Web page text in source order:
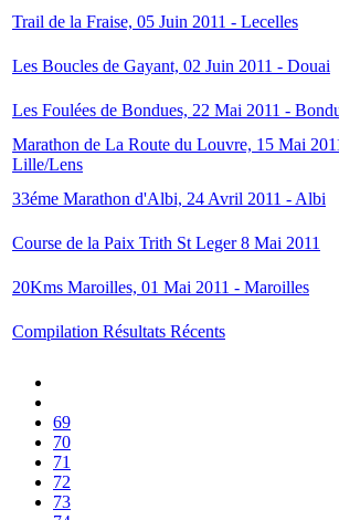
Trail de la Fraise, 05 Juin 2011 - Lecelles
Les Boucles de Gayant, 02 Juin 2011 - Douai
Les Foulées de Bondues, 22 Mai 2011 -
Marathon de La Route du Louvre, 15 Mai
Lille/Lens
33éme Marathon d'Albi, 24 Avril 2011 - Albi
Course de la Paix Trith St Leger 8 Mai 2011
20Kms Maroilles, 01 Mai 2011 - Maroilles
Compilation Résultats Récents
69
70
71
72
73